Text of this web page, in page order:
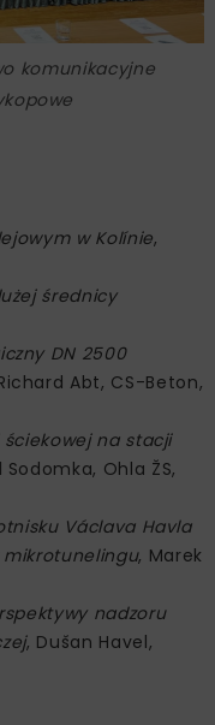
komunikacyjne
w Kolínie,
średnicy
DN 2500
Abt, CS-Beton,
na stacji
Sodomka, Ohla ŽS,
Václava Havla
, Marek
nadzoru
, Dušan Havel,